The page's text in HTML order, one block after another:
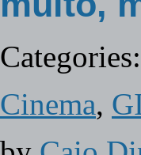
Categories:
Cinema,